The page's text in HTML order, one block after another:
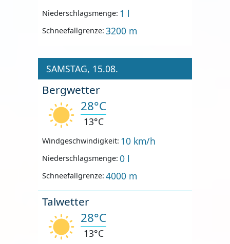
Niederschlagsmenge: 1 l
Schneefallgrenze: 3200 m
SAMSTAG, 15.08.
Bergwetter
28°C
13°C
Windgeschwindigkeit: 10 km/h
Niederschlagsmenge: 0 l
Schneefallgrenze: 4000 m
Talwetter
28°C
13°C